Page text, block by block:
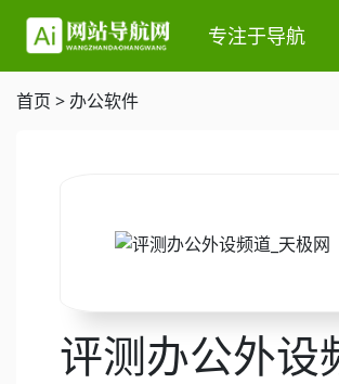
专注于导航
首页 > 办公软件
评测办公外设